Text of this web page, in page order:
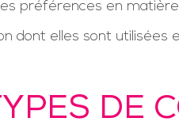
préférences en matière
dont elles sont utilisées
DE